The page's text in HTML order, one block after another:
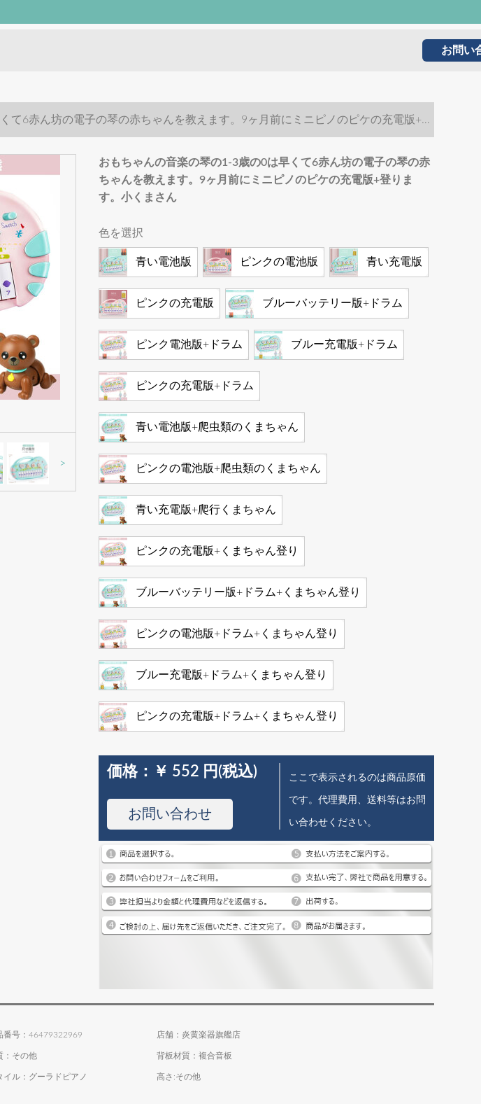
お問い
て6赤ん坊の電子の琴の赤ちゃんを教えます。9ヶ月前にミニピノのピケの充電版+登
>
おもちゃんの音楽の琴の1-3歳の0は早くて6赤ん坊の電子の琴の赤
ちゃんを教えます。9ヶ月前にミニピノのピケの充電版+登りま
す。小くまさん
色を選択
青い電池版 ピンクの電池版 青い充電版
ピンクの充電版 ブルーバッテリー版+ドラム
ピンク電池版+ドラム ブルー充電版+ドラム
ピンクの充電版+ドラム
青い電池版+爬虫類のくまちゃん
ピンクの電池版+爬虫類のくまちゃん
青い充電版+爬行くまちゃん
ピンクの充電版+くまちゃん登り
ブルーバッテリー版+ドラム+くまちゃん登り
ピンクの電池版+ドラム+くまちゃん登り
ブルー充電版+ドラム+くまちゃん登り
ピンクの充電版+ドラム+くまちゃん登り
価格： ￥ 552 円(税込)
お問い合わせ
ここで表示されるのは商品原価
です。代理費用、送料等はお問
い合わせください。
番号：46479322969 店舗：炎黄楽器旗艦店
：その他 背板材質：複合音板
イル：グーラドピアノ 高さ:その他